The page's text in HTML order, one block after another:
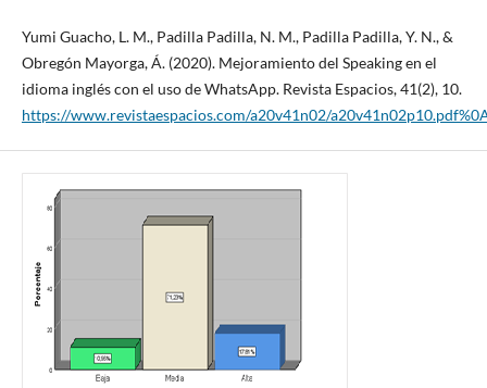
Yumi Guacho, L. M., Padilla Padilla, N. M., Padilla Padilla, Y. N., &
Obregón Mayorga, Á. (2020). Mejoramiento del Speaking en el
idioma inglés con el uso de WhatsApp. Revista Espacios, 41(2), 10.
https://www.revistaespacios.com/a20v41n02/